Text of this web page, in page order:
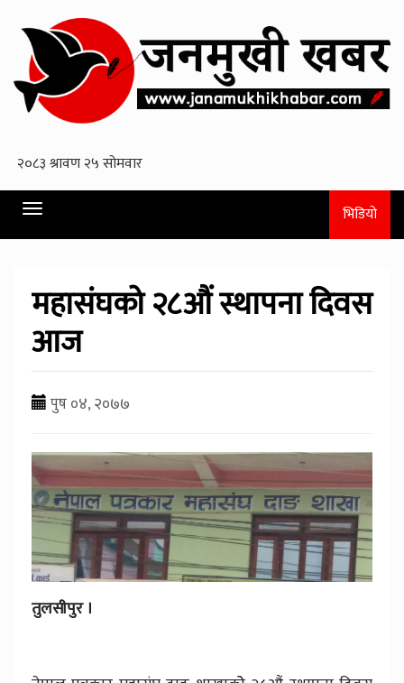
Toggle
navigation
भिडियो
महासंघको २८औं स्थापना दिवस
आज
पुष ०४, २०७७
तुलसीपुर ।